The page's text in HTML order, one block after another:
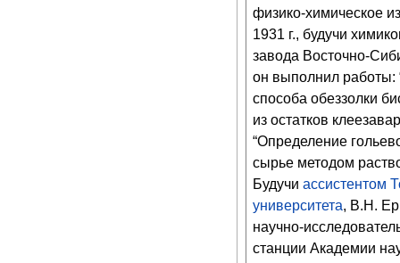
физико-химическое
1931 г., будучи
завода Восточно-
он выполнил работы:
способа обеззолки
из остатков
“Определение
сырье методом
Будучи ассистентом
университета, В.Н.
научно-
станции Академии